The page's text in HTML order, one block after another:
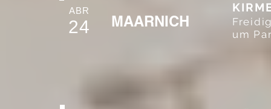
ABR
24 MAARNICH
um